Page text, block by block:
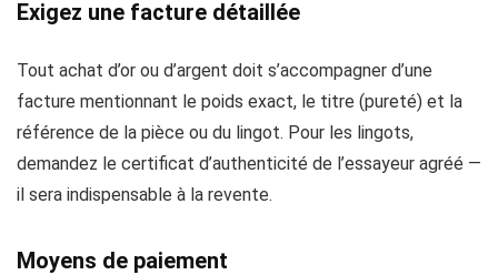
Exigez une facture détaillée
Tout achat d’or ou d’argent doit s’accompagner d’une
facture mentionnant le poids exact, le titre (pureté) et la
référence de la pièce ou du lingot. Pour les lingots,
demandez le certificat d’authenticité de l’essayeur agréé —
il sera indispensable à la revente.
Moyens de paiement